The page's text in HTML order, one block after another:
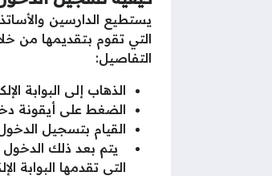
يستطيع الدارسين
التي تقوم بتقديمها من
التفاصيل:
الذهاب إلى البوابة
الضغط على أيقونة
القيام بتسجيل
يتم بعد ذلك الدخول
التي تقدمها البوابة